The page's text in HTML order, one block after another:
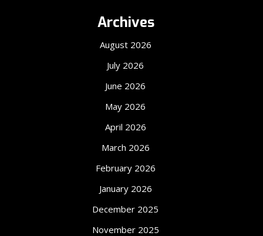
Archives
August 2026
July 2026
June 2026
May 2026
April 2026
March 2026
February 2026
January 2026
December 2025
November 2025